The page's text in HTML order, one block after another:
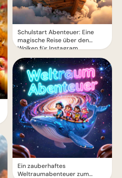
Schulstart Abenteuer: Eine
magische Reise über den
Wolken für Instagram
Ein zauberhaftes
Weltraumabenteuer zum